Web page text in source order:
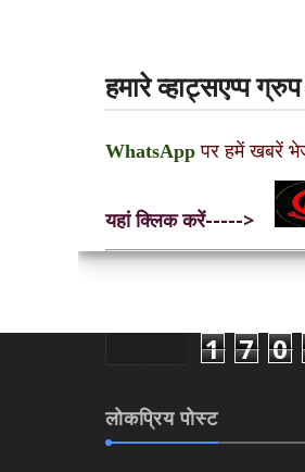
हमारे व्हाट्सएप्प
WhatsApp पर हमें खबरें
यहां क्लिक करें----->
1 7 0
लोकप्रिय पोस्ट